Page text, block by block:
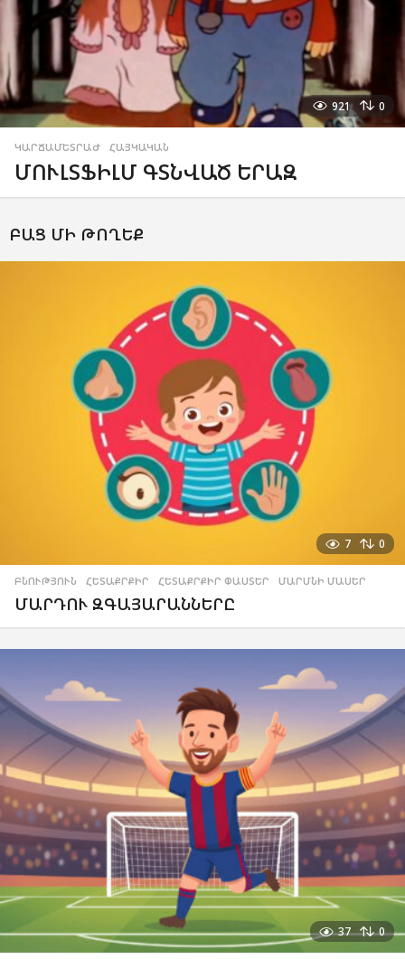
921 0
ԿԱՐՃԱՄԵՏՐԱԺ ,ՀԱՅԿԱԿԱՆ
ՄՈՒԼՏՖԻԼՄ ԳՏՆՎԱԾ ԵՐԱԶ
ԲԱՑ ՄԻ ԹՈՂԵՔ
7 0
ԲՆՈՒԹՅՈՒՆ ,ՀԵՏԱՔՐՔԻՐ ,ՀԵՏԱՔՐՔԻՐ ՓԱՍՏԵՐ ,ՄԱՐՄՆԻ ՄԱՍԵՐ
ՄԱՐԴՈՒ ԶԳԱՅԱՐԱՆՆԵՐԸ
37 0